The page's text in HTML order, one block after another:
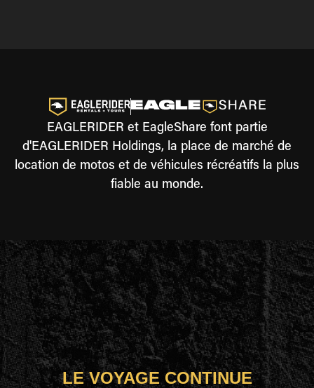
EAGLERIDER et EagleShare font partie
d'EAGLERIDER Holdings, la place de marché de
location de motos et de véhicules récréatifs la plus
fiable au monde.
LE VOYAGE CONTINUE